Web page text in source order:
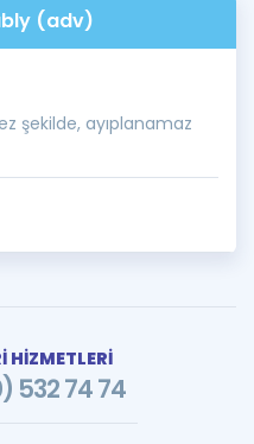
(adv)
şekilde, ayıplanamaz
HİZMETLERİ
532 74 74